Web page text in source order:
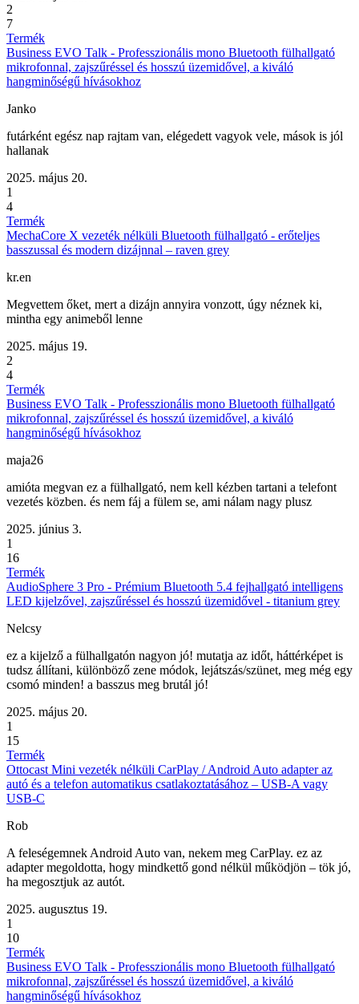
2
7
Termék
Business EVO Talk - Professzionális mono Bluetooth fülhallgató
mikrofonnal, zajszűréssel és hosszú üzemidővel, a kiváló
hangminőségű hívásokhoz
Janko
futárként egész nap rajtam van, elégedett vagyok vele, mások is jól
hallanak
2025. május 20.
1
4
Termék
MechaCore X vezeték nélküli Bluetooth fülhallgató - erőteljes
basszussal és modern dizájnnal – raven grey
kr.en
Megvettem őket, mert a dizájn annyira vonzott, úgy néznek ki,
mintha egy animeből lenne
2025. május 19.
2
4
Termék
Business EVO Talk - Professzionális mono Bluetooth fülhallgató
mikrofonnal, zajszűréssel és hosszú üzemidővel, a kiváló
hangminőségű hívásokhoz
maja26
amióta megvan ez a fülhallgató, nem kell kézben tartani a telefont
vezetés közben. és nem fáj a fülem se, ami nálam nagy plusz
2025. június 3.
1
16
Termék
AudioSphere 3 Pro - Prémium Bluetooth 5.4 fejhallgató intelligens
LED kijelzővel, zajszűréssel és hosszú üzemidővel - titanium grey
Nelcsy
ez a kijelző a fülhallgatón nagyon jó! mutatja az időt, háttérképet is
tudsz állítani, különböző zene módok, lejátszás/szünet, meg még egy
csomó minden! a basszus meg brutál jó!
2025. május 20.
1
15
Termék
Ottocast Mini vezeték nélküli CarPlay / Android Auto adapter az
autó és a telefon automatikus csatlakoztatásához – USB-A vagy
USB-C
Rob
A feleségemnek Android Auto van, nekem meg CarPlay. ez az
adapter megoldotta, hogy mindkettő gond nélkül működjön – tök jó,
ha megosztjuk az autót.
2025. augusztus 19.
1
10
Termék
Business EVO Talk - Professzionális mono Bluetooth fülhallgató
mikrofonnal, zajszűréssel és hosszú üzemidővel, a kiváló
hangminőségű hívásokhoz